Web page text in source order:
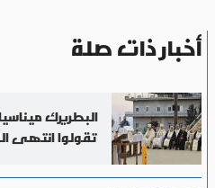
أخبار ذات صلة
تقولوا انتهى